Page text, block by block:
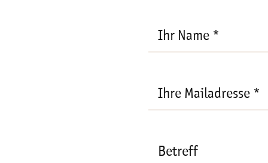
Ihr Name *
Ihre Mailadresse *
*
Betreff